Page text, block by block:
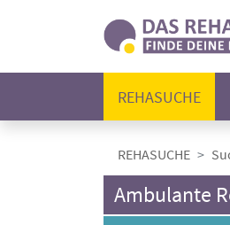
REHASUCHE
REHASUCHE
Ambulante